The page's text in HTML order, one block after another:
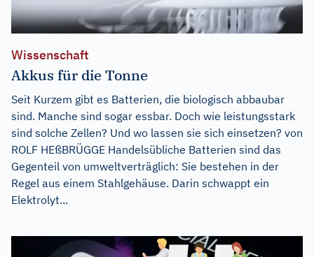
Wissenschaft
Akkus für die Tonne
Seit Kurzem gibt es Batterien, die biologisch abbaubar
sind. Manche sind sogar essbar. Doch wie leistungsstark
sind solche Zellen? Und wo lassen sie sich einsetzen? von
ROLF HEßBRÜGGE Handelsübliche Batterien sind das
Gegenteil von umweltverträglich: Sie bestehen in der
Regel aus einem Stahlgehäuse. Darin schwappt ein
Elektrolyt...